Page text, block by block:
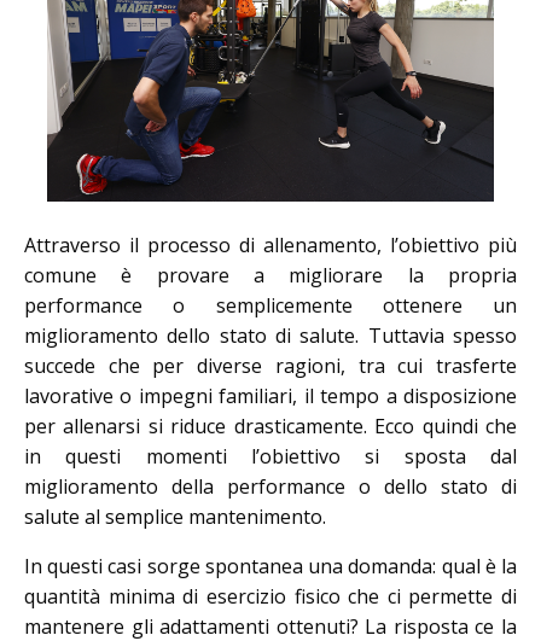
Attraverso il processo di allenamento, l’obiettivo più
comune è provare a migliorare la propria
performance o semplicemente ottenere un
miglioramento dello stato di salute. Tuttavia spesso
succede che per diverse ragioni, tra cui trasferte
lavorative o impegni familiari, il tempo a disposizione
per allenarsi si riduce drasticamente. Ecco quindi che
in questi momenti l’obiettivo si sposta dal
miglioramento della performance o dello stato di
salute al semplice mantenimento.
In questi casi sorge spontanea una domanda: qual è la
quantità minima di esercizio fisico che ci permette di
mantenere gli adattamenti ottenuti? La risposta ce la